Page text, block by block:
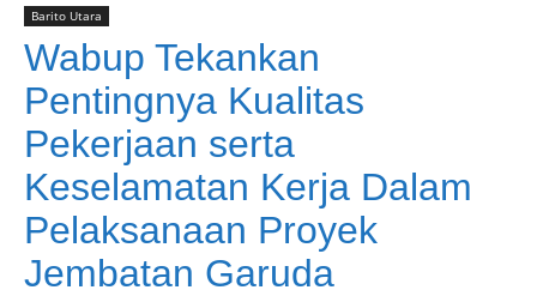
Barito Utara
Wabup Tekankan
Pentingnya Kualitas
Pekerjaan serta
Keselamatan Kerja Dalam
Pelaksanaan Proyek
Jembatan Garuda